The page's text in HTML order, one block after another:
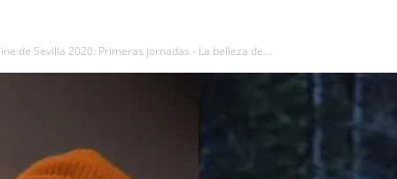
de Sevilla 2020: Primeras jornadas - La belleza de...